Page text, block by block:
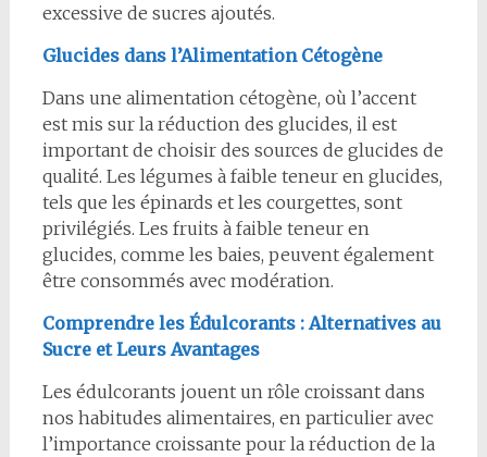
excessive de sucres ajoutés.
Glucides dans l’Alimentation Cétogène
Dans une alimentation cétogène, où l’accent
est mis sur la réduction des glucides, il est
important de choisir des sources de glucides de
qualité. Les légumes à faible teneur en glucides,
tels que les épinards et les courgettes, sont
privilégiés. Les fruits à faible teneur en
glucides, comme les baies, peuvent également
être consommés avec modération.
Comprendre les Édulcorants : Alternatives au
Sucre et Leurs Avantages
Les édulcorants jouent un rôle croissant dans
nos habitudes alimentaires, en particulier avec
l’importance croissante pour la réduction de la